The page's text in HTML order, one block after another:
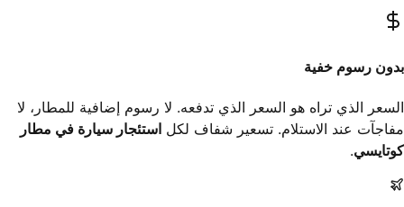
بدون رسوم خفية
السعر الذي تراه هو السعر الذي تدفعه. لا رسوم إضافية للمطار، لا
مفاجآت عند الاستلام. تسعير شفاف لكل استئجار سيارة في مطار
كوتايسي.